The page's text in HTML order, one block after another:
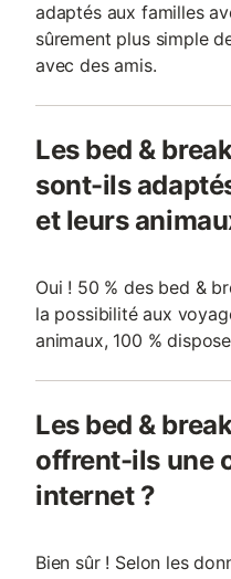
adaptés aux familles
sûrement plus simple
avec des amis.
Les bed &
sont-ils
et leurs
Oui ! 50 % des bed &
la possibilité aux
animaux, 100 %
Les bed &
offrent-ils une
internet ?
Bien sûr ! Selon les